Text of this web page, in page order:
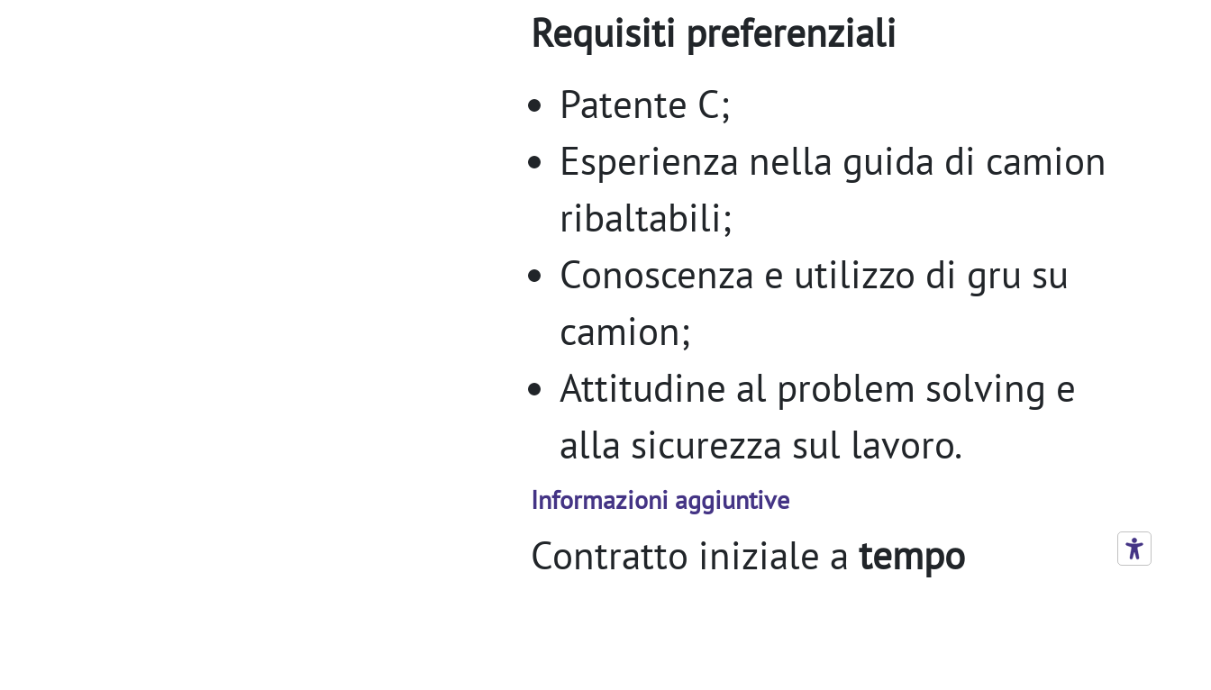
Requisiti preferenziali
Patente C;
Esperienza nella guida di camion
ribaltabili;
Conoscenza e utilizzo di gru su
camion;
Attitudine al problem solving e
alla sicurezza sul lavoro.
Informazioni aggiuntive
Contratto iniziale a tempo